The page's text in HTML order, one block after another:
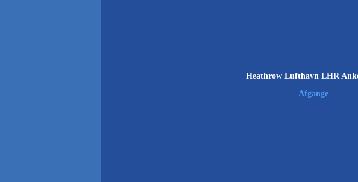
Heathrow Lufthavn LHR
Afgange